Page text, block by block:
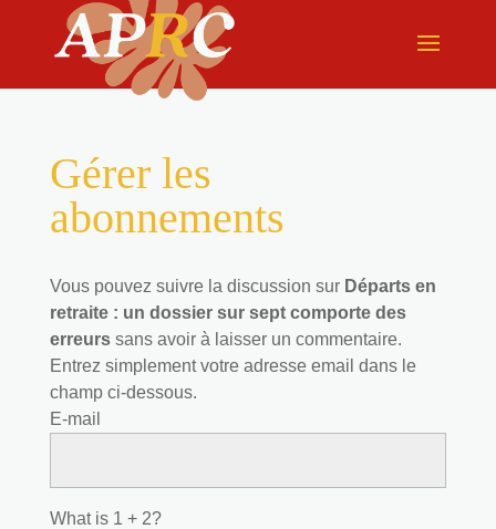
Gérer les
abonnements
Vous pouvez suivre la discussion sur Départs en
retraite : un dossier sur sept comporte des
erreurssans avoir à laisser un commentaire.
Entrez simplement votre adresse email dans le
champ ci-dessous.
E-mail
What is 1 + 2?